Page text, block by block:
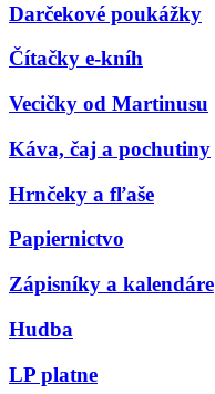
Darčekové poukážky
Čítačky e-kníh
Vecičky od Martinusu
Káva, čaj a pochutiny
Hrnčeky a fľaše
Papiernictvo
Zápisníky a kalendáre
Hudba
LP platne